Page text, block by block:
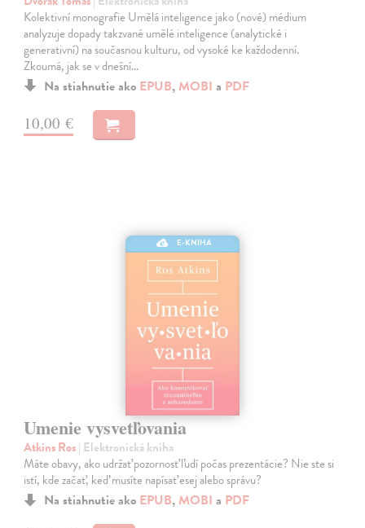
Kolektivní monografie Umělá inteligence jako (nové) médium
analyzuje dopady takzvané umělé inteligence (analytické i
generativní) na současnou kulturu, od vysoké ke každodenní.
Zkoumá, jak se v dnešní…
Na stiahnutie ako EPUB, MOBI a PDF
10,00 €
E-KNIHA
Umenie vysvetľovania
Atkins Ros| Elektronická kniha
Máte obavy, ako udržať pozornosť ľudí počas prezentácie? Nie ste si
istí, kde začať, keď musíte napísať esej alebo správu?
Na stiahnutie ako EPUB, MOBI a PDF